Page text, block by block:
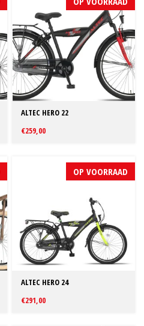
ALTEC HERO 22
€259,00
OP VOORRAAD
ALTEC HERO 24
€291,00